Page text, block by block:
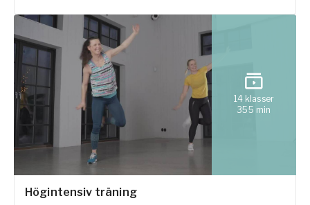
14 klasser
355 min
Högintensiv träning